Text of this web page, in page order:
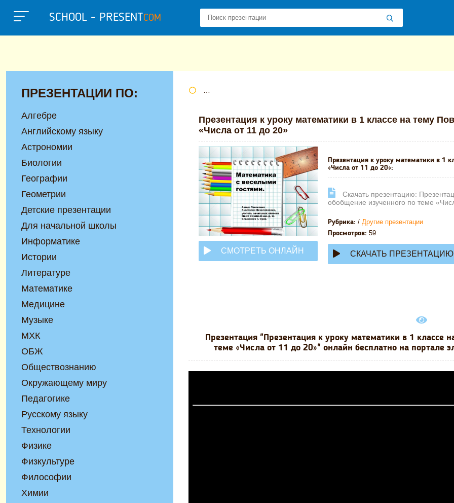
SCHOOL - PRESENTCOM
Презентация к уроку математики в 1 классе на тему
«Числа от 11 до 20»
СМОТРЕТЬ ОНЛАЙН
Презентация к уроку математики в 1
«Числа от 11 до 20»:
Cкачать презентацию:
обобщение изученного по теме
Рубрика: / Другие презентации
Просмотров: 59
СКАЧАТЬ ПРЕЗЕНТАЦИЮ
Презентация "Презентация к уроку математики в 1 классе
теме «Числа от 11 до 20»" онлайн бесплатно на портале
ПРЕЗЕНТАЦИИ ПО:
Алгебре
Английскому языку
Астрономии
Биологии
Географии
Геометрии
Детские презентации
Для начальной школы
Информатике
Истории
Литературе
Математике
Медицине
Музыке
МХК
ОБЖ
Обществознанию
Окружающему миру
Педагогике
Русскому языку
Технологии
Физике
Физкультуре
Философии
Химии